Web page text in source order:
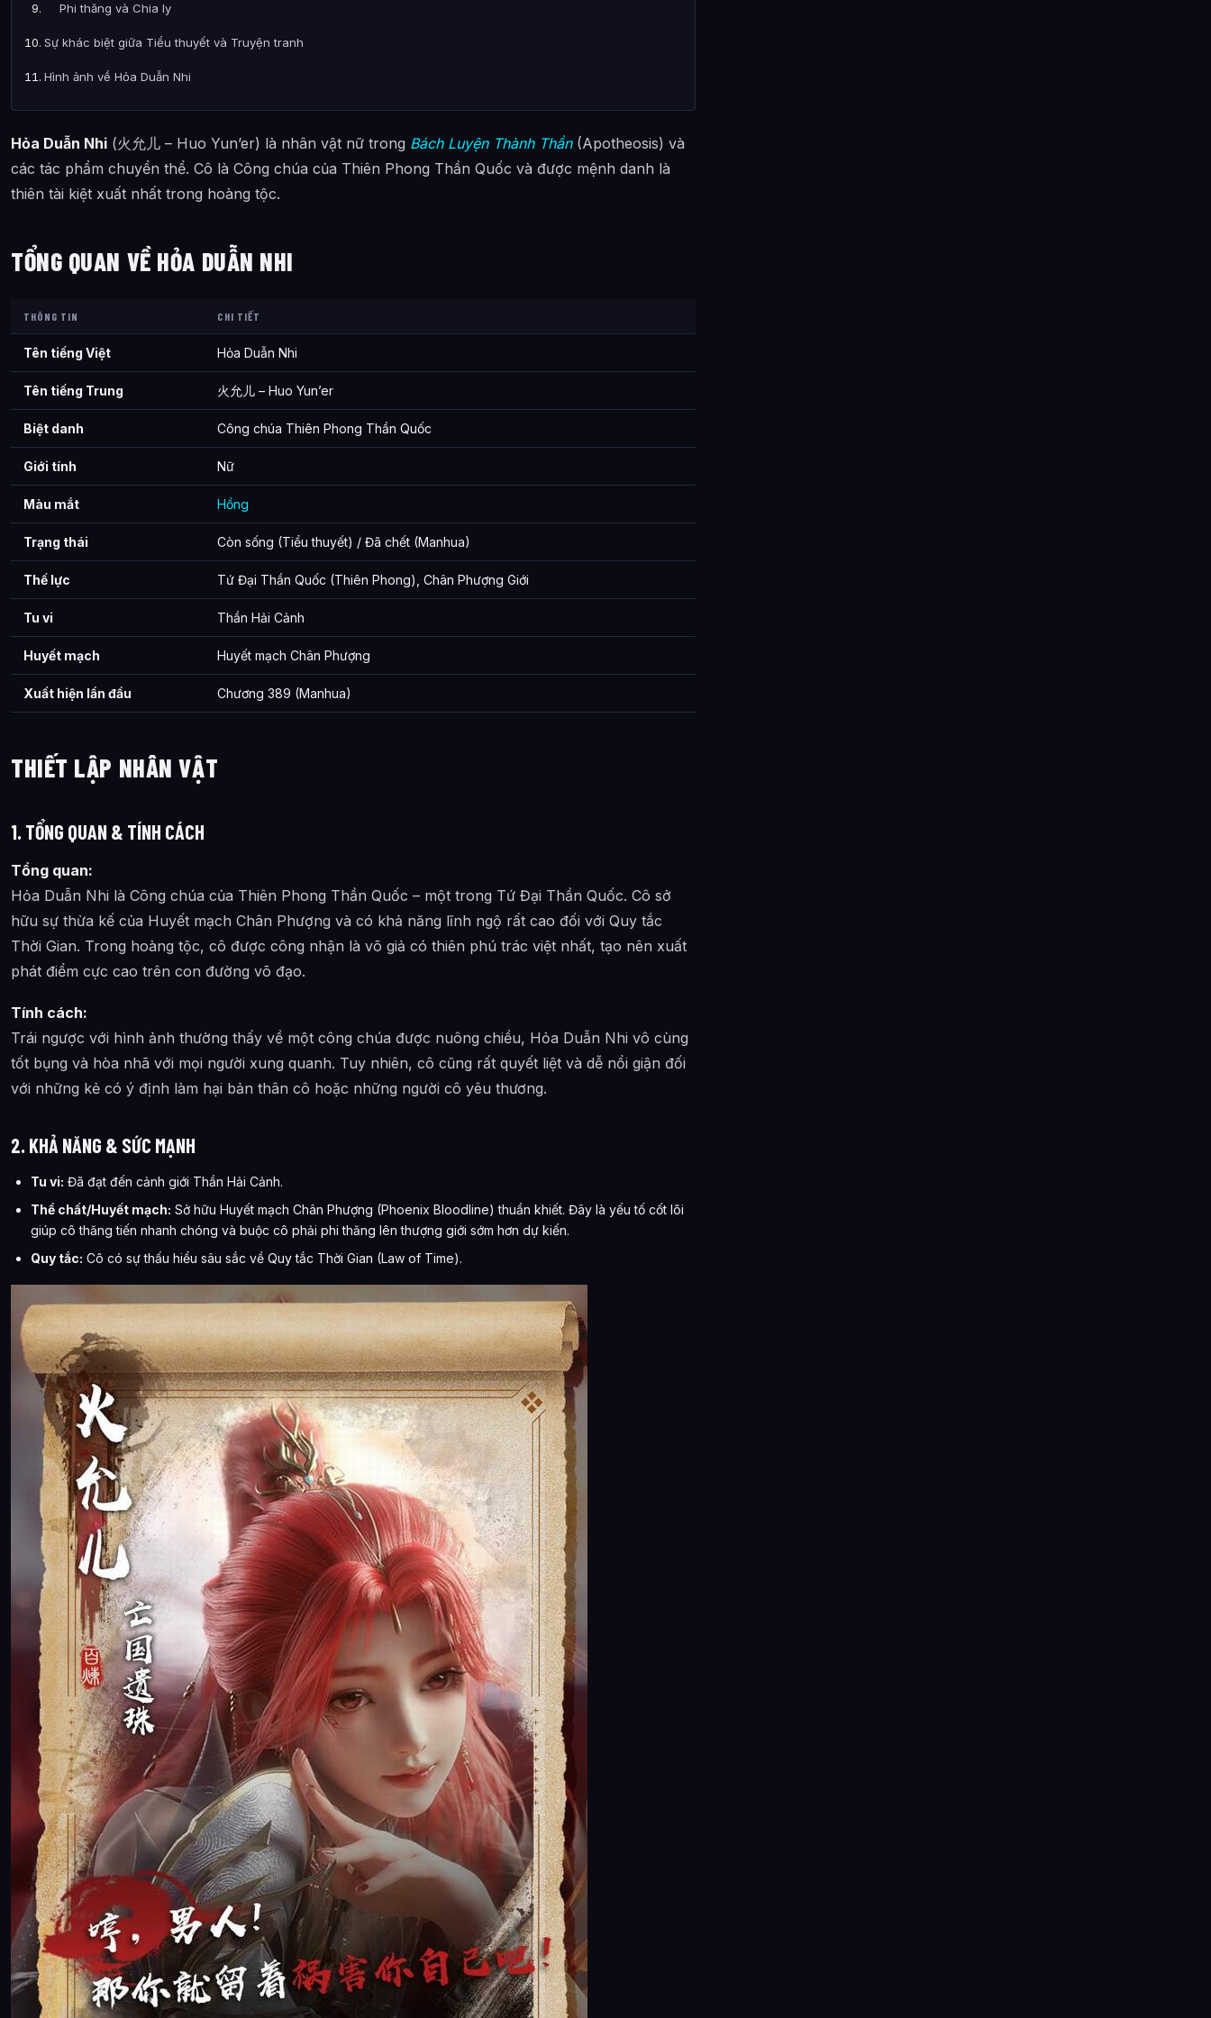
Phi thăng và Chia ly
Sự khác biệt giữa Tiểu thuyết và Truyện tranh
Hình ảnh về Hỏa Duẫn Nhi
Bài Viết Liên Quan
Câu Hỏi Thường Gặp
Hỏa Duẫn Nhi là ai?
Hỏa Duẫn Nhi xuất hiện trong tác phẩm nào?
Hỏa Duẫn Nhi (火允儿 – Huo Yun’er) là nhân vật nữ trong Bách Luyện Thành Thần(Apotheosis) và
các tác phẩm chuyển thể. Cô là Công chúa của Thiên Phong Thần Quốc và được mệnh danh là
thiên tài kiệt xuất nhất trong hoàng tộc.
TỔNG QUAN VỀ HỎA DUẪN NHI
THÔNG TIN CHI TIẾT
Tên tiếng Việt Hỏa Duẫn Nhi
Tên tiếng Trung 火允儿 – Huo Yun’er
Biệt danh Công chúa Thiên Phong Thần Quốc
Giới tính Nữ
Màu mắt Hồng
Trạng thái Còn sống (Tiểu thuyết) / Đã chết (Manhua)
Thế lực Tứ Đại Thần Quốc (Thiên Phong), Chân Phượng Giới
Tu vi Thần Hải Cảnh
Huyết mạch Huyết mạch Chân Phượng
Xuất hiện lần đầu Chương 389 (Manhua)
THIẾT LẬP NHÂN VẬT
1. TỔNG QUAN & TÍNH CÁCH
Tổng quan:
Hỏa Duẫn Nhi là Công chúa của Thiên Phong Thần Quốc – một trong Tứ Đại Thần Quốc. Cô sở
hữu sự thừa kế của Huyết mạch Chân Phượng và có khả năng lĩnh ngộ rất cao đối với Quy tắc
Thời Gian. Trong hoàng tộc, cô được công nhận là võ giả có thiên phú trác việt nhất, tạo nên xuất
phát điểm cực cao trên con đường võ đạo.
Tính cách:
Trái ngược với hình ảnh thường thấy về một công chúa được nuông chiều, Hỏa Duẫn Nhi vô cùng
tốt bụng và hòa nhã với mọi người xung quanh. Tuy nhiên, cô cũng rất quyết liệt và dễ nổi giận đối
với những kẻ có ý định làm hại bản thân cô hoặc những người cô yêu thương.
2. KHẢ NĂNG & SỨC MẠNH
Tu vi: Đã đạt đến cảnh giới Thần Hải Cảnh.
Thể chất/Huyết mạch: Sở hữu Huyết mạch Chân Phượng (Phoenix Bloodline) thuần khiết. Đây là yếu tố cốt lõi
giúp cô thăng tiến nhanh chóng và buộc cô phải phi thăng lên thượng giới sớm hơn dự kiến.
Quy tắc: Cô có sự thấu hiểu sâu sắc về Quy tắc Thời Gian (Law of Time).